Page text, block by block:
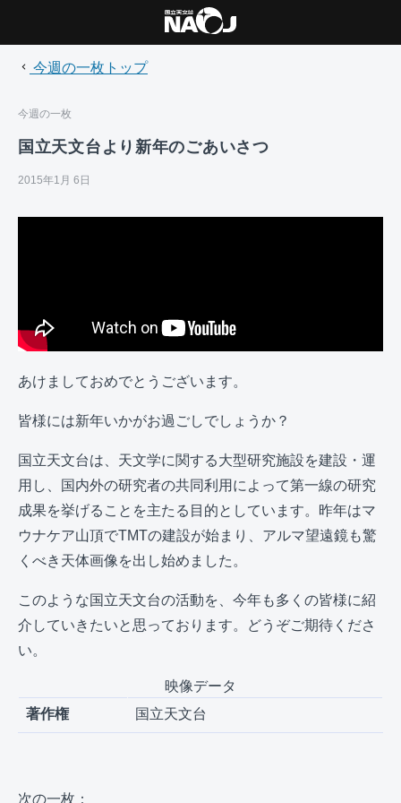
今週の一枚トップ
今週の一枚
国立天文台より新年のごあいさつ
2015年1月 6日
あけましておめでとうございます。
皆様には新年いかがお過ごしでしょうか？
国立天文台は、天文学に関する大型研究施設を建設・運
用し、国内外の研究者の共同利用によって第一線の研究
成果を挙げることを主たる目的としています。昨年はマ
ウナケア山頂でTMTの建設が始まり、アルマ望遠鏡も驚
くべき天体画像を出し始めました。
このような国立天文台の活動を、今年も多くの皆様に紹
介していきたいと思っております。どうぞご期待くださ
い。
著作権 国立天文台
映像データ
次の一枚：